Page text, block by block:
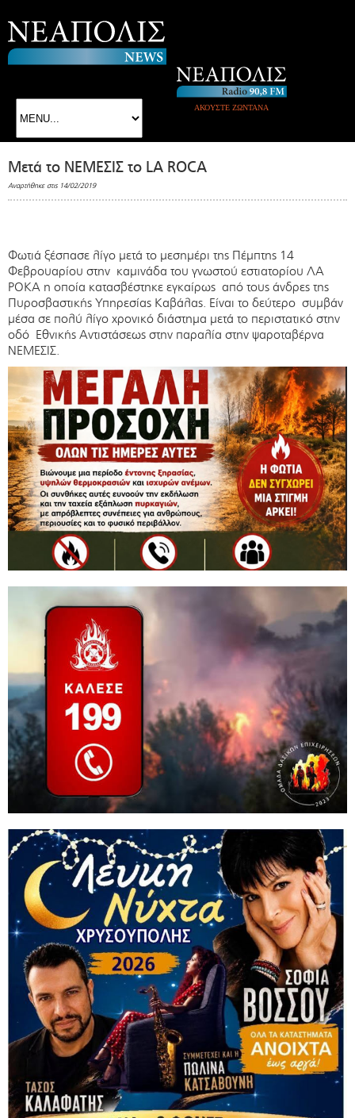
ΑΚΟΥΣΤΕ ΖΩΝΤΑΝΑ
Μετά το ΝΕΜΕΣΙΣ το LA ROCA
Αναρτήθηκε στις 14/02/2019
Φωτιά ξέσπασε λίγο μετά το μεσημέρι της Πέμπτης 14
Φεβρουαρίου στην καμινάδα του γνωστού εστιατορίου ΛΑ
ΡΟΚΑ η οποία κατασβέστηκε εγκαίρως από τους άνδρες της
Πυροσβαστικής Υπηρεσίας Καβάλας. Είναι το δεύτερο συμβάν
μέσα σε πολύ λίγο χρονικό διάστημα μετά το περιστατικό στην
οδό Εθνικής Αντιστάσεως στην παραλία στην ψαροταβέρνα
ΝΕΜΕΣΙΣ.